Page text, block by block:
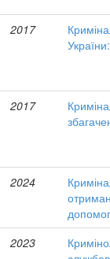
2017
2017
2024
2023